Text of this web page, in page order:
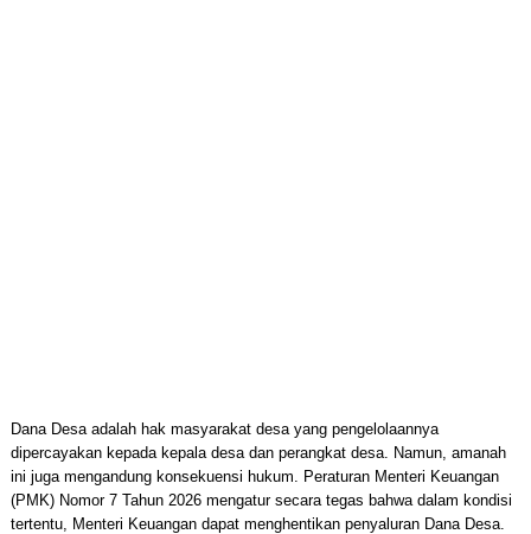
Dana Desa adalah hak masyarakat desa yang pengelolaannya
dipercayakan kepada kepala desa dan perangkat desa. Namun, amanah
ini juga mengandung konsekuensi hukum. Peraturan Menteri Keuangan
(PMK) Nomor 7 Tahun 2026 mengatur secara tegas bahwa dalam kondisi
tertentu, Menteri Keuangan dapat menghentikan penyaluran Dana Desa.